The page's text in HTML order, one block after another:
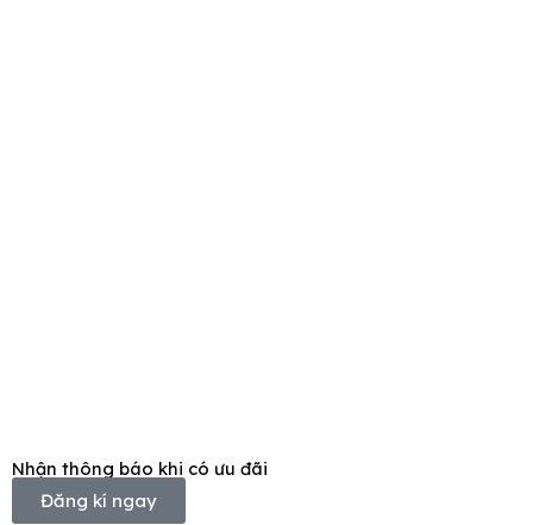
Nhận thông báo khi có ưu đãi
Đăng kí ngay